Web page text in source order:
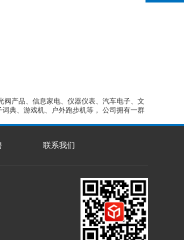
阀产品、信息家电、仪器仪表、汽车电子、文
典、游戏机、户外跑步机等， 公司拥有一群
联系我们